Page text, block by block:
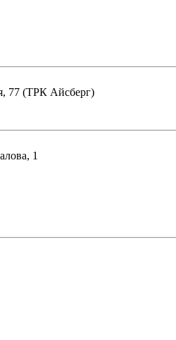
77 (ТРК Айсберг)
1